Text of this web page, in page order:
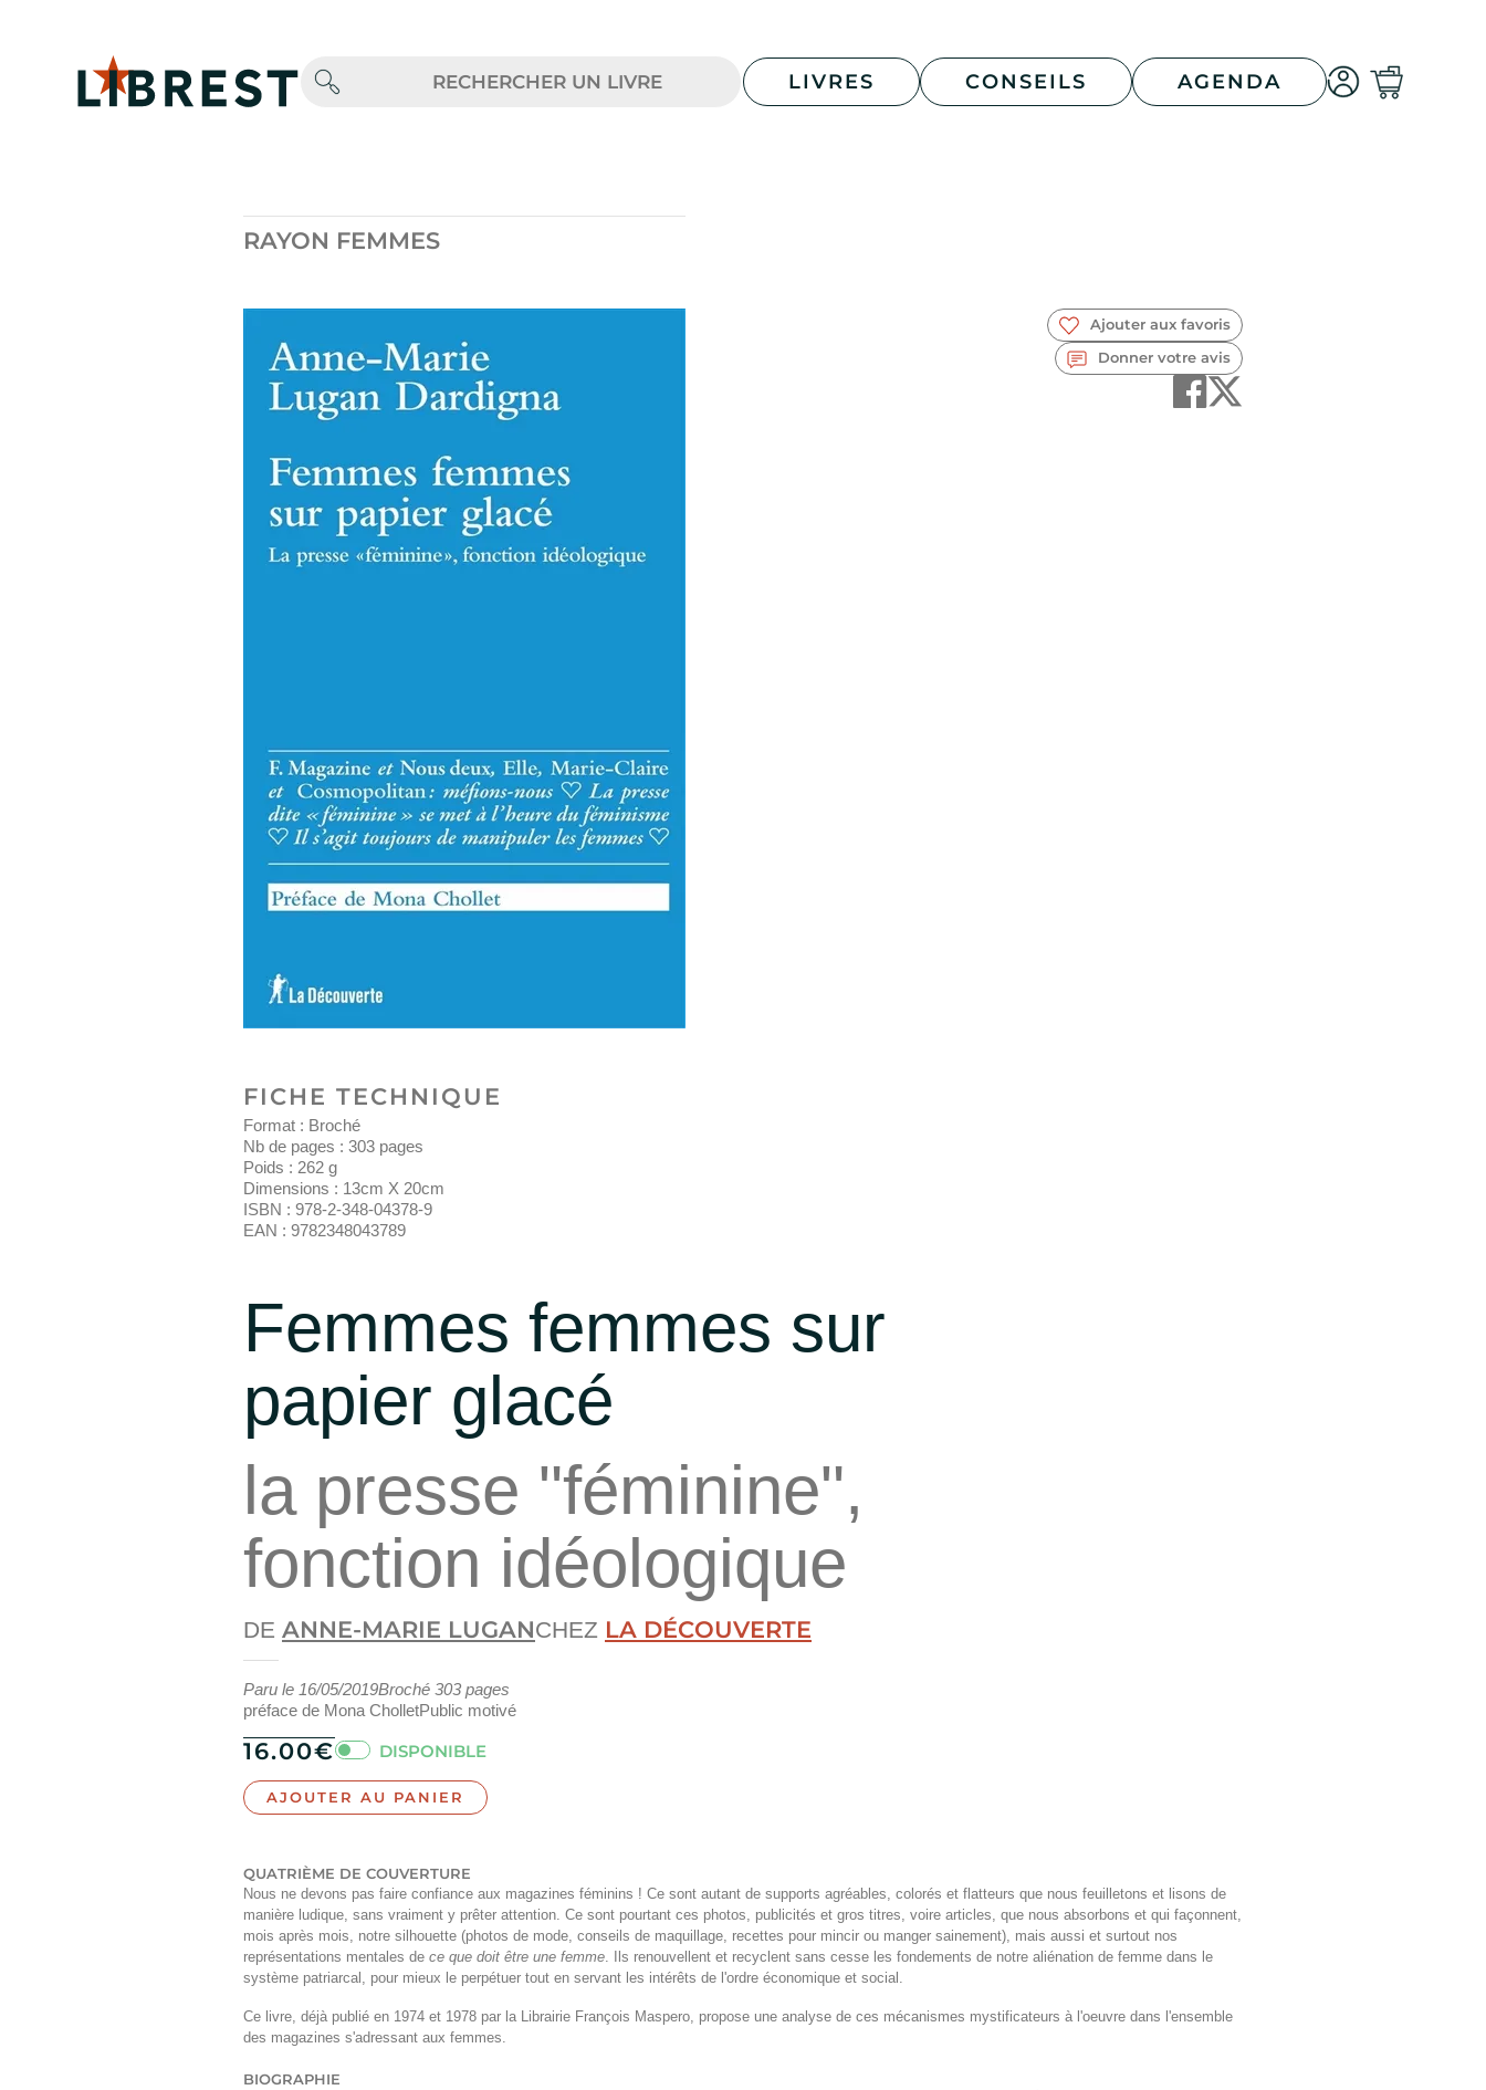
LIVRES CONSEILS AGENDA
RAYON FEMMES
FICHE TECHNIQUE
Format : Broché
Nb de pages : 303 pages
Poids : 262 g
Dimensions : 13cm X 20cm
ISBN : 978-2-348-04378-9
EAN : 9782348043789
Femmes femmes sur
papier glacé
la presse "féminine",
fonction idéologique
DE ANNE-MARIE LUGANCHEZ LA DÉCOUVERTE
Paru le 16/05/2019Broché 303 pages
préface de Mona CholletPublic motivé
16.00€ DISPONIBLE
AJOUTER AU PANIER
QUATRIÈME DE COUVERTURE
Nous ne devons pas faire confiance aux magazines féminins ! Ce sont autant de supports agréables, colorés et flatteurs que nous feuilletons et lisons de
manière ludique, sans vraiment y prêter attention. Ce sont pourtant ces photos, publicités et gros titres, voire articles, que nous absorbons et qui façonnent,
mois après mois, notre silhouette (photos de mode, conseils de maquillage, recettes pour mincir ou manger sainement), mais aussi et surtout nos
représentations mentales de ce que doit être une femme. Ils renouvellent et recyclent sans cesse les fondements de notre aliénation de femme dans le
système patriarcal, pour mieux le perpétuer tout en servant les intérêts de l'ordre économique et social.
Ce livre, déjà publié en 1974 et 1978 par la Librairie François Maspero, propose une analyse de ces mécanismes mystificateurs à l'oeuvre dans l'ensemble
des magazines s'adressant aux femmes.
BIOGRAPHIE